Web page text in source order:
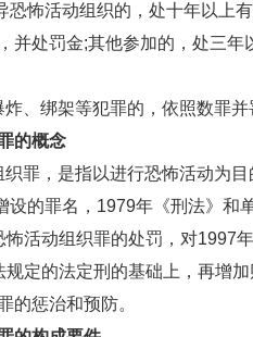
怖活动组织的，处十年以上
并处罚金;其他参加的，处三
、绑架等犯罪的，依照数罪并
的概念
罪，是指以进行恐怖活动为目
的罪名，1979年《刑法》和
活动组织罪的处罚，对1997
规定的法定刑的基础上，再增
的惩治和预防。